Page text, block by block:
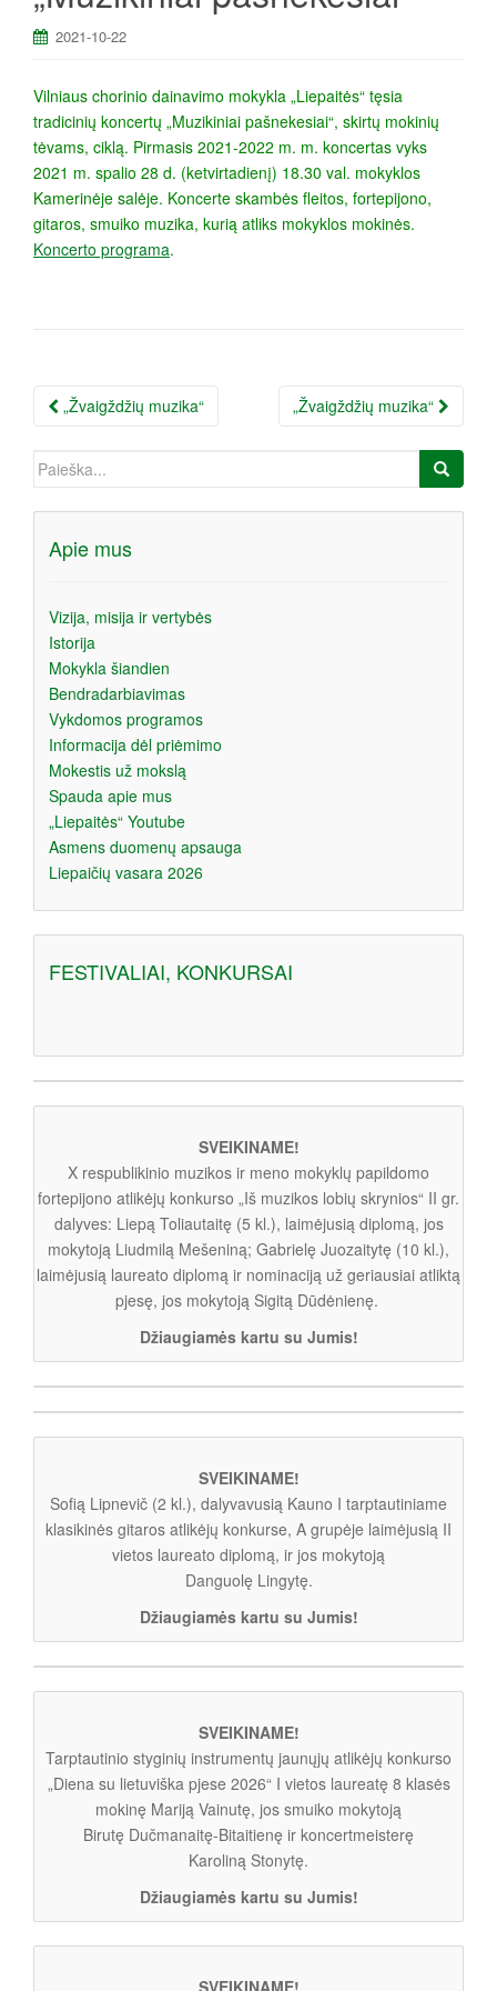
2021-10-22
Vilniaus chorinio dainavimo mokykla „Liepaitės“ tęsia
tradicinių koncertų „Muzikiniai pašnekesiai“, skirtų mokinių
tėvams, ciklą. Pirmasis 2021-2022 m. m. koncertas vyks
2021 m. spalio 28 d. (ketvirtadienį) 18.30 val. mokyklos
Kamerinėje salėje. Koncerte skambės fleitos, fortepijono,
gitaros, smuiko muzika, kurią atliks mokyklos mokinės.
Koncerto programa.
Įrašo
„Žvaigždžių muzika“ „Žvaigždžių muzika“
Ieškoti:
Apie mus
Vizija, misija ir vertybės
Istorija
Mokykla šiandien
Bendradarbiavimas
Vykdomos programos
Informacija dėl priėmimo
Mokestis už mokslą
Spauda apie mus
„Liepaitės“ Youtube
Asmens duomenų apsauga
Liepaičių vasara 2026
FESTIVALIAI, KONKURSAI
SVEIKINAME!
X respublikinio muzikos ir meno mokyklų papildomo
fortepijono atlikėjų konkurso „Iš muzikos lobių skrynios“ II gr.
dalyves: Liepą Toliautaitę (5 kl.), laimėjusią diplomą, jos
mokytoją Liudmilą Mešeniną; Gabrielę Juozaitytę (10 kl.),
laimėjusią laureato diplomą ir nominaciją už geriausiai atliktą
pjesę, jos mokytoją Sigitą Dūdėnienę.
Džiaugiamės kartu su Jumis!
SVEIKINAME!
Sofią Lipnevič (2 kl.), dalyvavusią Kauno I tarptautiniame
klasikinės gitaros atlikėjų konkurse, A grupėje laimėjusią II
vietos laureato diplomą, ir jos mokytoją
Danguolę Lingytę.
Džiaugiamės kartu su Jumis!
SVEIKINAME!
Tarptautinio styginių instrumentų jaunųjų atlikėjų konkurso
„Diena su lietuviška pjese 2026“ I vietos laureatę 8 klasės
mokinę Mariją Vainutę, jos smuiko mokytoją
Birutę Dučmanaitę-Bitaitienę ir koncertmeisterę
Karoliną Stonytę.
Džiaugiamės kartu su Jumis!
SVEIKINAME!